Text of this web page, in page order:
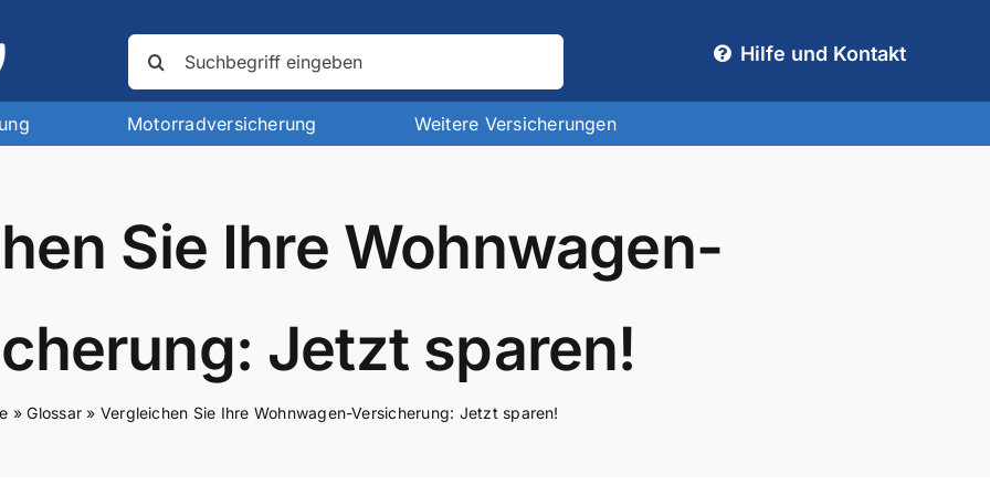
nach:
Hilfe und Kontakt
Motorradversicherung Weitere Versicherungen
Sie Ihre Wohnwagen-
Jetzt sparen!
»Glossar » Vergleichen Sie Ihre Wohnwagen-Versicherung: Jetzt sparen!